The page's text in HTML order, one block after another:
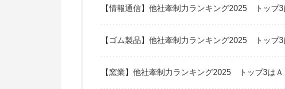
【情報通信】他社牽制力ランキング2025 トップ
【ゴム製品】他社牽制力ランキング2025 トップ
【窯業】他社牽制力ランキング2025 トップ3はＡ